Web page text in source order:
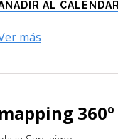
AL
más
mapping